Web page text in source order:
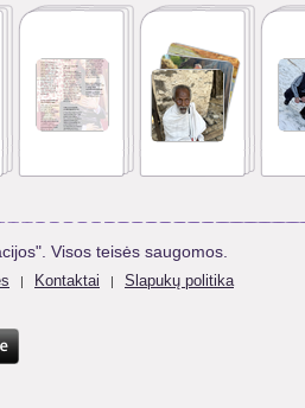
Visos teisės saugomos.
| Kontaktai | Slapukų politika